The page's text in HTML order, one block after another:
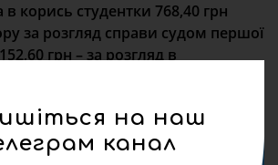
в корись студентки 768,40 грн
за розгляд справи судом першої
грн – за розгляд в
не лише поновили на навчанні, а й
витрати по справі.
на наш
канал